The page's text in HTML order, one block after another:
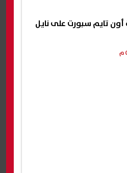
أون تايم سبورت على نايل